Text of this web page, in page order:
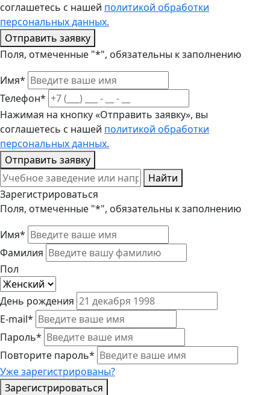
соглашетесь с нашей политикой обработки
персональных данных.
Отправить заявку
Поля, отмеченные "*", обязательны к заполнению
Имя*
Телефон*
Нажимая на кнопку «Отправить заявку», вы
соглашетесь с нашей политикой обработки
персональных данных.
Отправить заявку
Найти
Зарегистрироваться
Поля, отмеченные "*", обязательны к заполнению
Имя*
Фамилия
Пол
День рождения
E-mail*
Пароль*
Повторите пароль*
Уже зарегистрированы?
Зарегистрироваться